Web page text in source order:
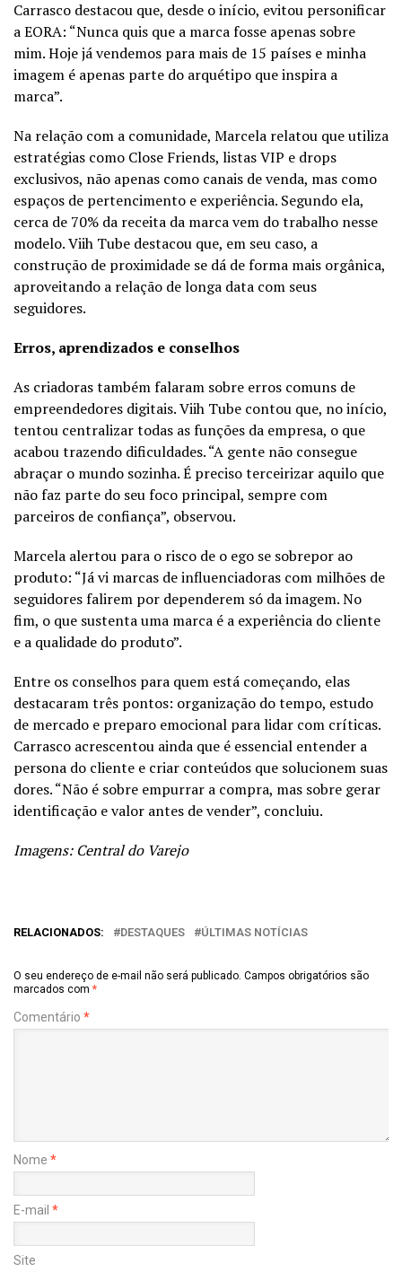
Carrasco destacou que, desde o início, evitou personificar
a EORA: “Nunca quis que a marca fosse apenas sobre
mim. Hoje já vendemos para mais de 15 países e minha
imagem é apenas parte do arquétipo que inspira a
marca”.
Na relação com a comunidade, Marcela relatou que utiliza
estratégias como Close Friends, listas VIP e drops
exclusivos, não apenas como canais de venda, mas como
espaços de pertencimento e experiência. Segundo ela,
cerca de 70% da receita da marca vem do trabalho nesse
modelo. Viih Tube destacou que, em seu caso, a
construção de proximidade se dá de forma mais orgânica,
aproveitando a relação de longa data com seus
seguidores.
Erros, aprendizados e conselhos
As criadoras também falaram sobre erros comuns de
empreendedores digitais. Viih Tube contou que, no início,
tentou centralizar todas as funções da empresa, o que
acabou trazendo dificuldades. “A gente não consegue
abraçar o mundo sozinha. É preciso terceirizar aquilo que
não faz parte do seu foco principal, sempre com
parceiros de confiança”, observou.
Marcela alertou para o risco de o ego se sobrepor ao
produto: “Já vi marcas de influenciadoras com milhões de
seguidores falirem por dependerem só da imagem. No
fim, o que sustenta uma marca é a experiência do cliente
e a qualidade do produto”.
Entre os conselhos para quem está começando, elas
destacaram três pontos: organização do tempo, estudo
de mercado e preparo emocional para lidar com críticas.
Carrasco acrescentou ainda que é essencial entender a
persona do cliente e criar conteúdos que solucionem suas
dores. “Não é sobre empurrar a compra, mas sobre gerar
identificação e valor antes de vender”, concluiu.
Imagens: Central do Varejo
RELACIONADOS: DESTAQUES ÚLTIMAS NOTÍCIAS
O seu endereço de e-mail não será publicado. Campos obrigatórios são
marcados com *
Comentário *
Nome *
E-mail *
Site